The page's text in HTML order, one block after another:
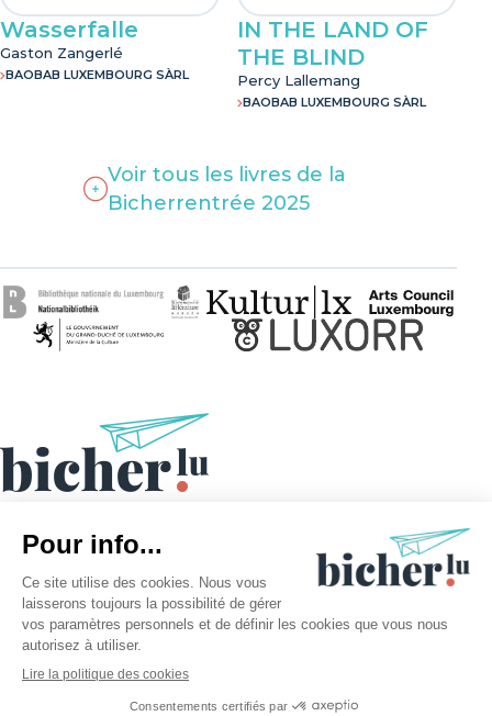
Wasserfalle
Gaston Zangerlé
BAOBAB LUXEMBOURG SÀRL
IN THE LAND OF
THE BLIND
Percy Lallemang
BAOBAB LUXEMBOURG SÀRL
Voir tous les livres de la
Bicherrentrée 2025
©2026 bicher.lu | Tous droits réservés
Mentions légales
Politique de confidentialité
Procédure Buchpraïs 2026